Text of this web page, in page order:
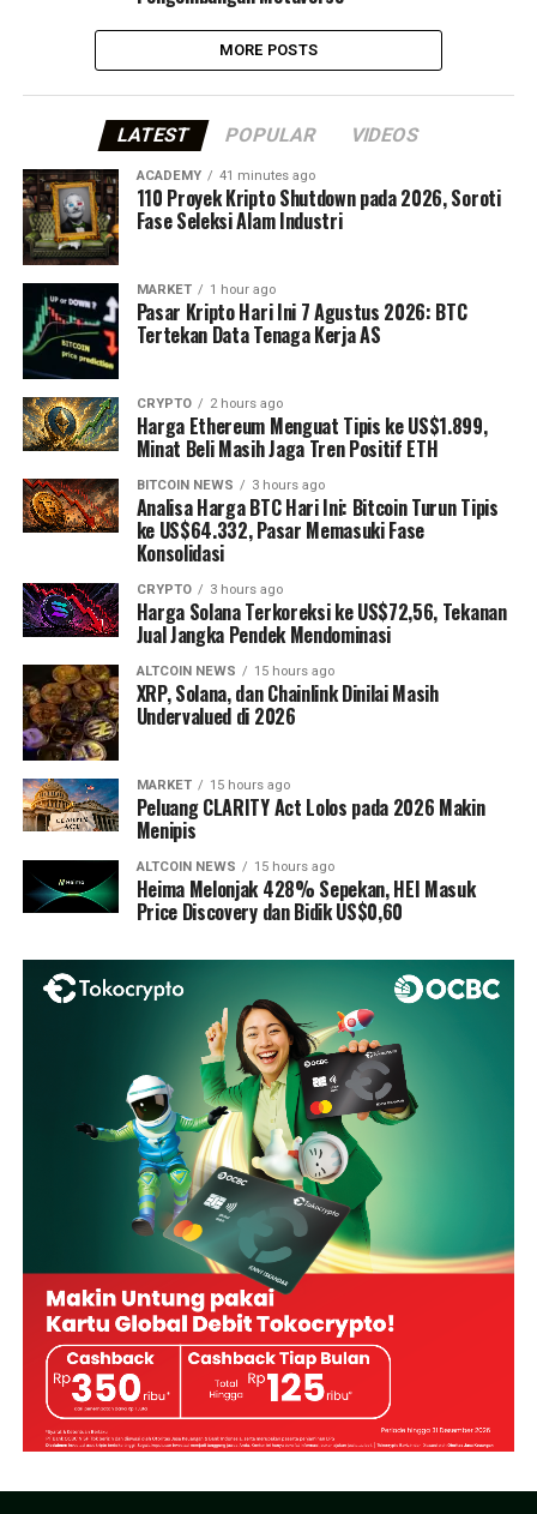
MORE POSTS
LATEST POPULAR VIDEOS
ACADEMY 41 minutes ago
110 Proyek Kripto Shutdown pada 2026, Soroti
Fase Seleksi Alam Industri
MARKET 1 hour ago
Pasar Kripto Hari Ini 7 Agustus 2026: BTC
Tertekan Data Tenaga Kerja AS
CRYPTO 2 hours ago
Harga Ethereum Menguat Tipis ke US$1.899,
Minat Beli Masih Jaga Tren Positif ETH
BITCOIN NEWS 3 hours ago
Analisa Harga BTC Hari Ini: Bitcoin Turun Tipis
ke US$64.332, Pasar Memasuki Fase
Konsolidasi
CRYPTO 3 hours ago
Harga Solana Terkoreksi ke US$72,56, Tekanan
Jual Jangka Pendek Mendominasi
ALTCOIN NEWS 15 hours ago
XRP, Solana, dan Chainlink Dinilai Masih
Undervalued di 2026
MARKET 15 hours ago
Peluang CLARITY Act Lolos pada 2026 Makin
Menipis
ALTCOIN NEWS 15 hours ago
Heima Melonjak 428% Sepekan, HEI Masuk
Price Discovery dan Bidik US$0,60